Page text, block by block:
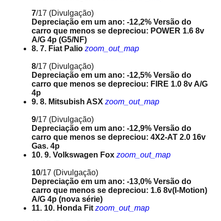
7/17 (Divulgação)
Depreciação em um ano: -12,2% Versão do
carro que menos se depreciou: POWER 1.6 8v
A/G 4p (G5/NF)
8. 7. Fiat Palio zoom_out_map
8/17 (Divulgação)
Depreciação em um ano: -12,5% Versão do
carro que menos se depreciou: FIRE 1.0 8v A/G
4p
9. 8. Mitsubish ASX zoom_out_map
9/17 (Divulgação)
Depreciação em um ano: -12,9% Versão do
carro que menos se depreciou: 4X2-AT 2.0 16v
Gas. 4p
10. 9. Volkswagen Fox zoom_out_map
10/17 (Divulgação)
Depreciação em um ano: -13,0% Versão do
carro que menos se depreciou: 1.6 8v(I-Motion)
A/G 4p (nova série)
11. 10. Honda Fit zoom_out_map